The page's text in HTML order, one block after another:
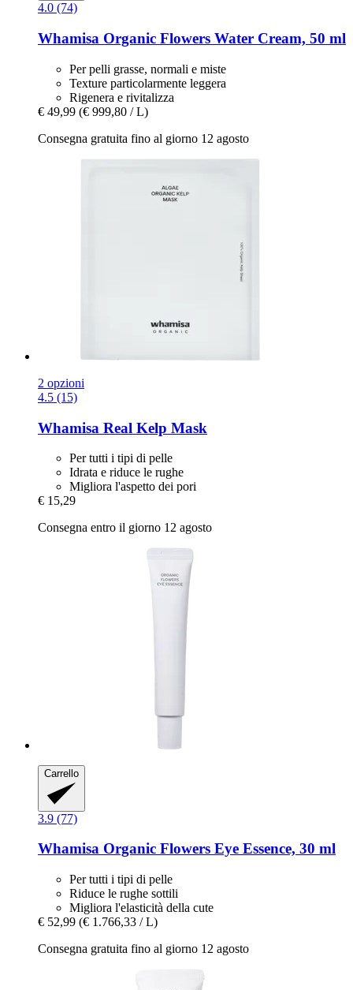
4.0 (74)
Whamisa Organic Flowers Water Cream, 50 ml
Per pelli grasse, normali e miste
Texture particolarmente leggera
Rigenera e rivitalizza
€ 49,99 (€ 999,80 / L)
Consegna gratuita fino al giorno 12 agosto
2 opzioni
4.5 (15)
Whamisa Real Kelp Mask
Per tutti i tipi di pelle
Idrata e riduce le rughe
Migliora l'aspetto dei pori
€ 15,29
Consegna entro il giorno 12 agosto
Carrello
3.9 (77)
Whamisa Organic Flowers Eye Essence, 30 ml
Per tutti i tipi di pelle
Riduce le rughe sottili
Migliora l'elasticità della cute
€ 52,99 (€ 1.766,33 / L)
Consegna gratuita fino al giorno 12 agosto